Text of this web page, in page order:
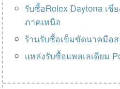
รับซื้อRolex Daytona เชี
ภาคเหนือ
ร้านรับซื้อเข็มขัดนาคมือ
แหล่งรับซื้อแพลเลเดียม